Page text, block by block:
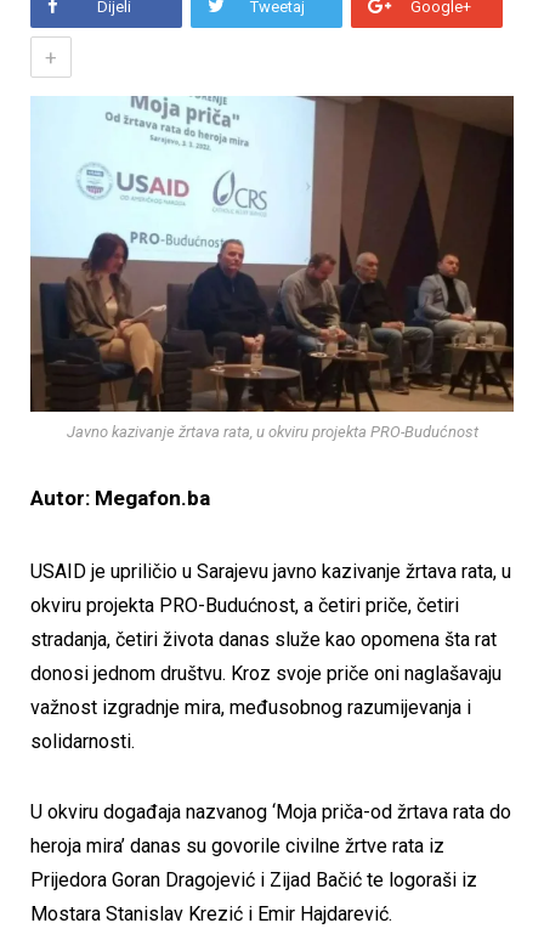
Dijeli Tweetaj Google+
+
Javno kazivanje žrtava rata, u okviru projekta PRO-Budućnost
Autor: Megafon.ba
USAID je upriličio u Sarajevu javno kazivanje žrtava rata, u
okviru projekta PRO-Budućnost, a četiri priče, četiri
stradanja, četiri života danas služe kao opomena šta rat
donosi jednom društvu. Kroz svoje priče oni naglašavaju
važnost izgradnje mira, međusobnog razumijevanja i
solidarnosti.
U okviru događaja nazvanog ‘Moja priča-od žrtava rata do
heroja mira’ danas su govorile civilne žrtve rata iz
Prijedora Goran Dragojević i Zijad Bačić te logoraši iz
Mostara Stanislav Krezić i Emir Hajdarević.